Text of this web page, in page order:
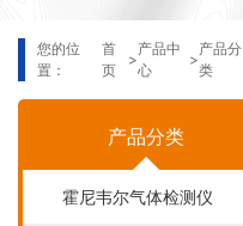
您的位
置：
首
页
>
产品中
心
>
产品分
类
产品分类
霍尼韦尔气体检测仪